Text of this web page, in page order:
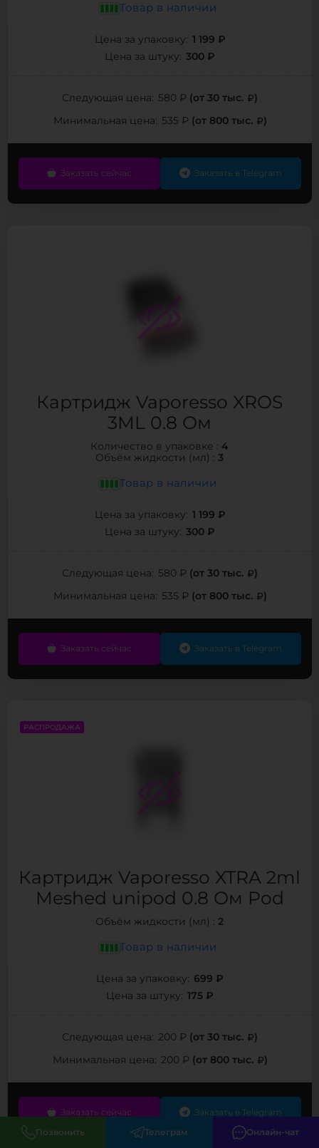
Товар в наличии
Цена за упаковку: 1 199 ₽
Цена за штуку: 300 ₽
Следующая цена: 580 ₽ (от 30 тыс. )
Минимальная цена: 535 ₽ (от 800 тыс. )
Заказать сейчас Заказать в Telegram
Картридж Vaporesso XROS
3ML 0.8 Ом
Количество в упаковке : 4
Объём жидкости (мл) : 3
Товар в наличии
Цена за упаковку: 1 199 ₽
Цена за штуку: 300 ₽
Следующая цена: 580 ₽ (от 30 тыс. )
Минимальная цена: 535 ₽ (от 800 тыс. )
Заказать сейчас Заказать в Telegram
РАСПРОДАЖА
Картридж Vaporesso XTRA 2ml
Meshed unipod 0.8 Ом Pod
Объём жидкости (мл) : 2
Товар в наличии
Цена за упаковку: 699 ₽
Цена за штуку: 175 ₽
Следующая цена: 200 ₽ (от 30 тыс. )
Минимальная цена: 200 ₽ (от 800 тыс. )
Заказать сейчас Заказать в Telegram
Позвонить Телеграм Онлайн-чат